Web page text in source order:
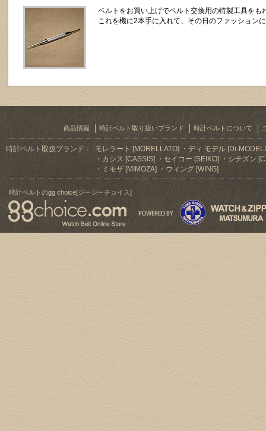
ベルトをお買い上げでベルト交換用の特製工具をも
これを機に2本手に入れて、その日のファッション
商品情報 時計ベルト取り扱いブランド 時計ベルトについて
時計ベルト取扱ブランド： モレラート [MORELLATO]
ディ モデル [Di-
カシス [CASSIS]
セイコー [SEIKO]
シチズン
ミモザ [MIMOZA]
ウィング [WING]
時計ベルトのgg choice[ジージーチョイス]